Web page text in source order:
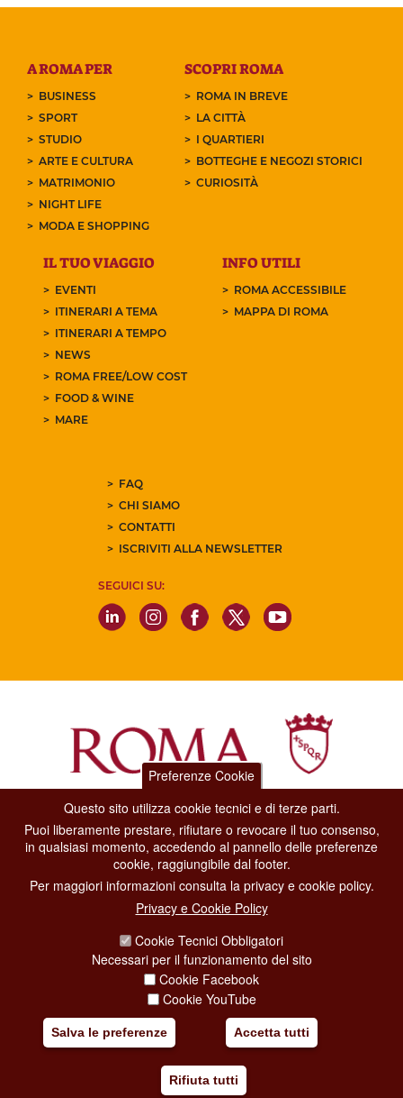
A ROMA PER
BUSINESS
SPORT
STUDIO
ARTE E CULTURA
MATRIMONIO
NIGHT LIFE
MODA E SHOPPING
SCOPRI ROMA
ROMA IN BREVE
LA CITTÀ
I QUARTIERI
BOTTEGHE E NEGOZI STORICI
CURIOSITÀ
IL TUO VIAGGIO
EVENTI
ITINERARI A TEMA
ITINERARI A TEMPO
NEWS
ROMA FREE/LOW COST
FOOD & WINE
MARE
INFO UTILI
ROMA ACCESSIBILE
MAPPA DI ROMA
FAQ
CHI SIAMO
CONTATTI
ISCRIVITI ALLA NEWSLETTER
SEGUICI SU:
Dipartimento Grandi Eventi, Sport, Turismo e Moda.
Via di San Basilio, 51
00187 Roma
CONTACT CENTER TEL. 06 06 08
CONTATTA LA REDAZIONE
SOCIAL MEDIA POLICY
COPYRIGHT
Preferenze Cookie
Questo sito utilizza cookie tecnici e di terze parti.
Puoi liberamente prestare, rifiutare o revocare il tuo consenso,
in qualsiasi momento, accedendo al pannello delle preferenze
cookie, raggiungibile dal footer.
Per maggiori informazioni consulta la privacy e cookie policy.
Privacy e Cookie Policy
Cookie Tecnici Obbligatori
Necessari per il funzionamento del sito
Cookie Facebook
Cookie YouTube
Salva le preferenze Accetta tutti
Rifiuta tutti